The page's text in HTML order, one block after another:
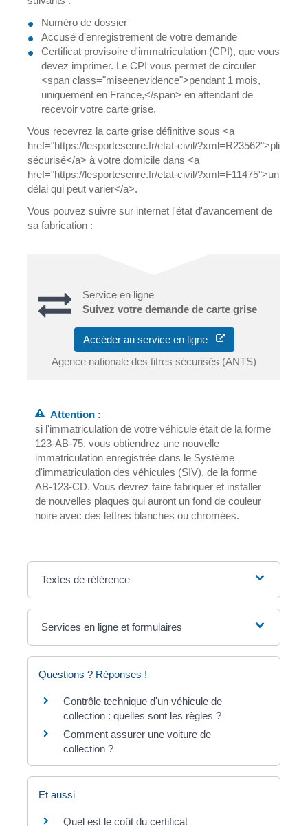
Numéro de dossier
Accusé d'enregistrement de votre demande
Certificat provisoire d'immatriculation (CPI), que vous
devez imprimer. Le CPI vous permet de circuler
<span class="miseenevidence">pendant 1 mois,
uniquement en France,</span> en attendant de
recevoir votre carte grise.
Vous recevrez la carte grise définitive sous <a
href="https://lesportesenre.fr/etat-civil/?xml=R23562">pli
sécurisé</a> à votre domicile dans <a
href="https://lesportesenre.fr/etat-civil/?xml=F11475">un
délai qui peut varier</a>.
Vous pouvez suivre sur internet l'état d'avancement de
sa fabrication :
Service en ligne
Suivez votre demande de carte grise
Accéder au service en ligne
Agence nationale des titres sécurisés (ANTS)
Attention :
si l'immatriculation de votre véhicule était de la forme
123-AB-75, vous obtiendrez une nouvelle
immatriculation enregistrée dans le Système
d'immatriculation des véhicules (SIV), de la forme
AB-123-CD. Vous devrez faire fabriquer et installer
de nouvelles plaques qui auront un fond de couleur
noire avec des lettres blanches ou chromées.
Textes de référence
Services en ligne et formulaires
Questions ? Réponses !
Contrôle technique d'un véhicule de
collection : quelles sont les règles ?
Comment assurer une voiture de
collection ?
Et aussi
Quel est le coût du certificat